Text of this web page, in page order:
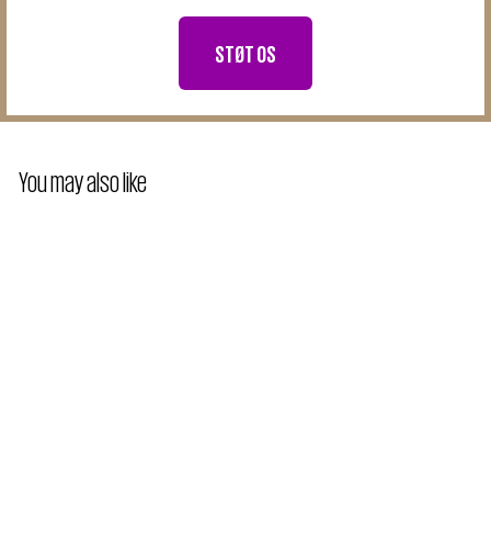
STØT OS
You may also like